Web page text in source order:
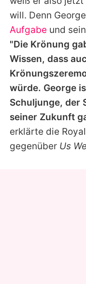
will. Denn
Aufgabe und
"Die Krönung
Wissen, dass
würde. George
Schuljunge, der
seiner Zukunft
erklärte die
gegenüber Us